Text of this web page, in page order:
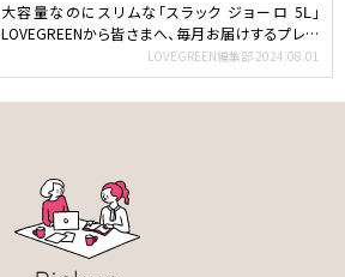
大容量なのにスリムな「スラック ジョーロ 5Ⅼ」
LOVEGREENから皆さまへ、毎月お届けするプレゼ
LOVEGREEN編集部 2024.08.01